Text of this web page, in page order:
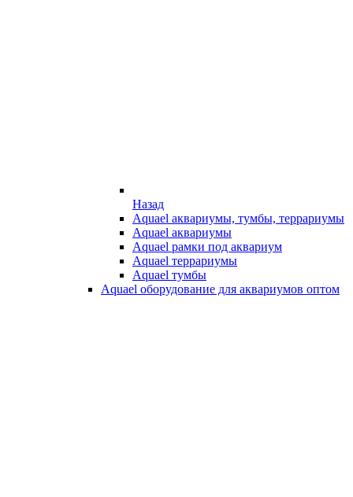
Назад
Aquael аквариумы, тумбы, террариумы
Aquael аквариумы
Aquael рамки под аквариум
Aquael террариумы
Aquael тумбы
Aquael оборудование для аквариумов оптом